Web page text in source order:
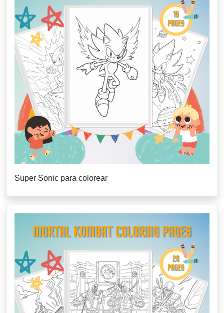
Super Sonic para colorear